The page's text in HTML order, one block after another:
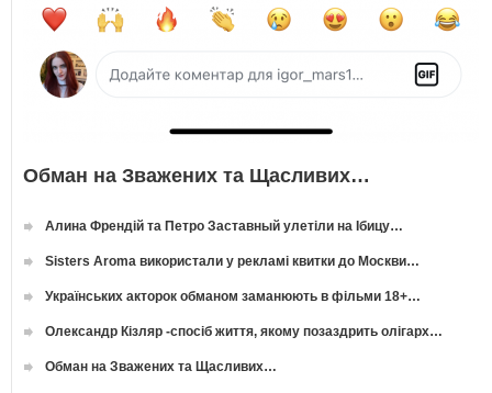
Обман на Зважених та Щасливих…
Алина Френдій та Петро Заставный улетіли на Ібицу…
Sisters Aroma використали у рекламі квитки до Москви…
Українських акторок обманом заманюють в фільми 18+…
Олександр Кізляр -спосіб життя, якому позаздрить олігарх…
Обман на Зважених та Щасливих…